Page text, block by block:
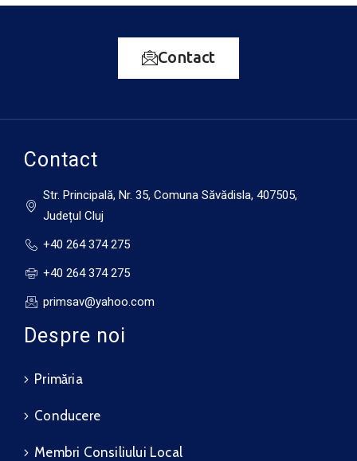
Contact
Contact
Str. Principală, Nr. 35, Comuna Săvădisla, 407505,
Județul Cluj
+40 264 374 275
+40 264 374 275
primsav@yahoo.com
Despre noi
Primăria
Conducere
Membri Consiliului Local